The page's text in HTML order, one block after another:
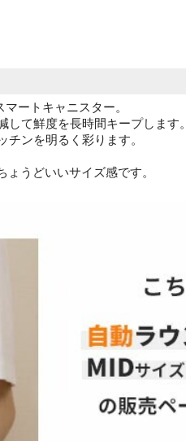
ートキャニスター。
て鮮度を長時間キープします。
ンを明るく彩ります。
うどいいサイズ感です。